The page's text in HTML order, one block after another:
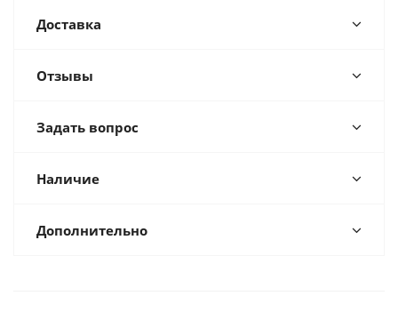
Доставка
Отзывы
Задать вопрос
Наличие
Дополнительно